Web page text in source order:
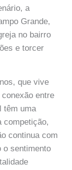
a
Grande,
no bairro
e torcer
que vive
entre
têm uma
competição,
continua com
o sentimento